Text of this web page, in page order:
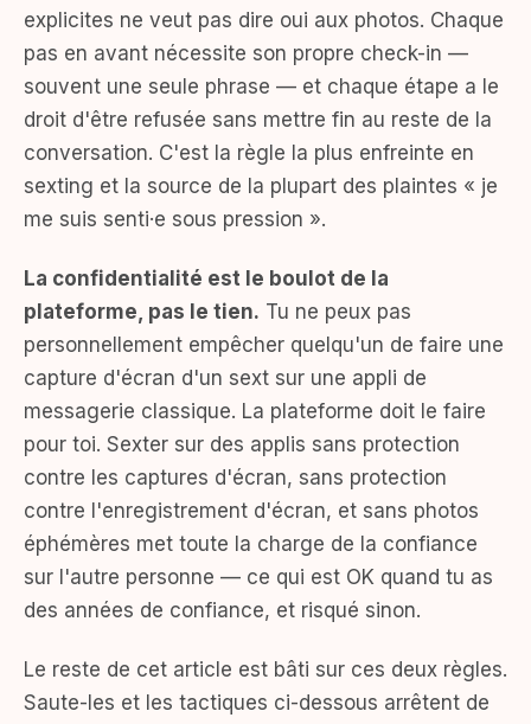
explicites ne veut pas dire oui aux photos. Chaque
pas en avant nécessite son propre check-in —
souvent une seule phrase — et chaque étape a le
droit d'être refusée sans mettre fin au reste de la
conversation. C'est la règle la plus enfreinte en
sexting et la source de la plupart des plaintes « je
me suis senti·e sous pression ».
La confidentialité est le boulot de la
plateforme, pas le tien. Tu ne peux pas
personnellement empêcher quelqu'un de faire une
capture d'écran d'un sext sur une appli de
messagerie classique. La plateforme doit le faire
pour toi. Sexter sur des applis sans protection
contre les captures d'écran, sans protection
contre l'enregistrement d'écran, et sans photos
éphémères met toute la charge de la confiance
sur l'autre personne — ce qui est OK quand tu as
des années de confiance, et risqué sinon.
Le reste de cet article est bâti sur ces deux règles.
Saute-les et les tactiques ci-dessous arrêtent de